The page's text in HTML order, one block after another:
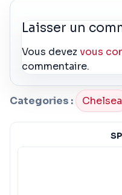
Laisser un
Vous devezvous
commentaire.
Categories : Chelsea